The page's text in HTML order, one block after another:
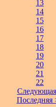
13
14
15
16
17
18
19
20
21
22
Последняя